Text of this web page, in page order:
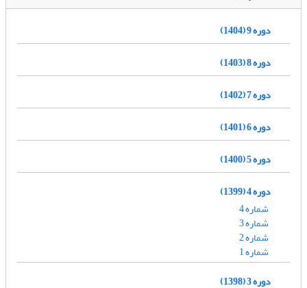
دوره 9 (1404)
دوره 8 (1403)
دوره 7 (1402)
دوره 6 (1401)
دوره 5 (1400)
دوره 4 (1399)
شماره 4
شماره 3
شماره 2
شماره 1
دوره 3 (1398)